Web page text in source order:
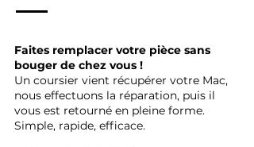
Faites remplacer votre pièce sans
bouger de chez vous !
Un coursier vient récupérer votre Mac,
nous effectuons la réparation, puis il
vous est retourné en pleine forme.
Simple, rapide, efficace.